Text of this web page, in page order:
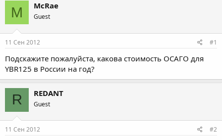
M McRae
Guest
11 Сен 2012 #1
Подскажите пожалуйста, какова стоимость ОСАГО для
YBR125 в России на год?
R REDANT
Guest
11 Сен 2012 #2